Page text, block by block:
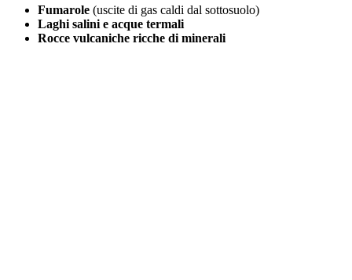
Fumarole (uscite di gas caldi dal sottosuolo)
Laghi salini e acque termali
Rocce vulcaniche ricche di minerali